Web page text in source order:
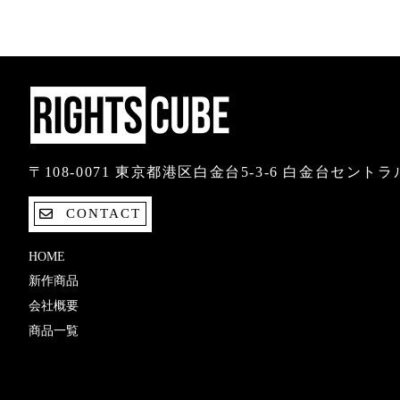
〒108-0071 東京都港区白金台5-3-6 白金台セントラ
CONTACT
HOME
新作商品
会社概要
商品一覧